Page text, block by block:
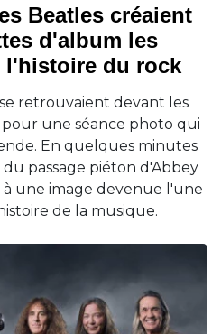
Beatles créaient
d'album les
l'histoire du rock
se retrouvaient devant les
une séance photo qui
En quelques minutes
passage piéton d'Abbey
à une image devenue l'une
de la musique.